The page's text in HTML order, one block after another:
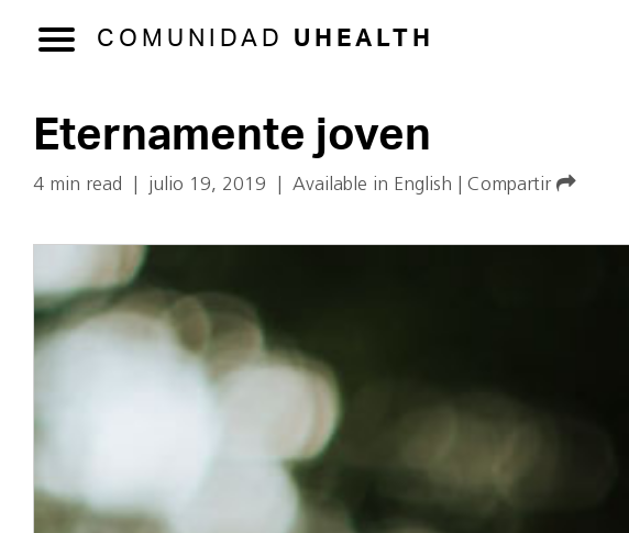
COMUNIDAD UHEALTH
Eternamente joven
4 min read julio 19, 2019 Available in English Compartir